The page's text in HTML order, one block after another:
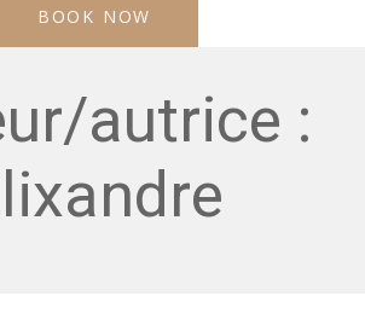
BOOK NOW
autrice :